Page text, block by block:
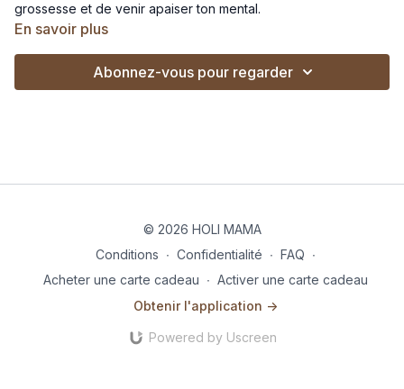
grossesse et de venir apaiser ton mental.
En savoir plus
Abonnez-vous pour regarder
© 2026 HOLI MAMA
Conditions ∙ Confidentialité ∙ FAQ ∙
Acheter une carte cadeau ∙ Activer une carte cadeau
Obtenir l'application ->
Powered by Uscreen